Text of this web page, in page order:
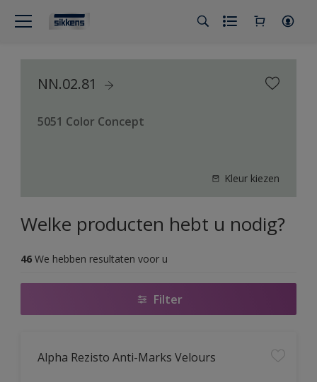
NN.02.81
5051 Color Concept
Kleur kiezen
Welke producten hebt u nodig?
46 We hebben resultaten voor u
Filter
Alpha Rezisto Anti-Marks Velours